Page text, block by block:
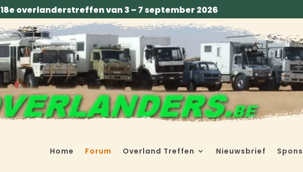
18e overlanderstreffen van 3 – 7 september 2026
Home Forum Overland Treffen Nieuwsbrief